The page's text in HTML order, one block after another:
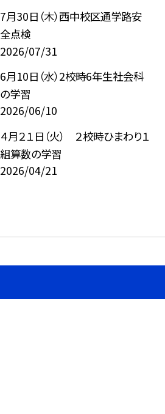
7月30日（木）西中校区通学路安
全点検
2026/07/31
6月10日（水）2校時6年生社会科
の学習
2026/06/10
４月２１日（火） ２校時ひまわり１
組算数の学習
2026/04/21